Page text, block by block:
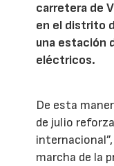
carretera de
en el distrito
una estación
eléctricos.
De esta
de julio
marcha de la